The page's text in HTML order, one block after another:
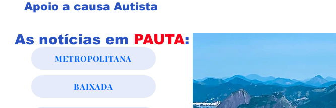
Apoio a causa Autista
As notícias em PAUTA:
METROPOLITANA
BAIXADA